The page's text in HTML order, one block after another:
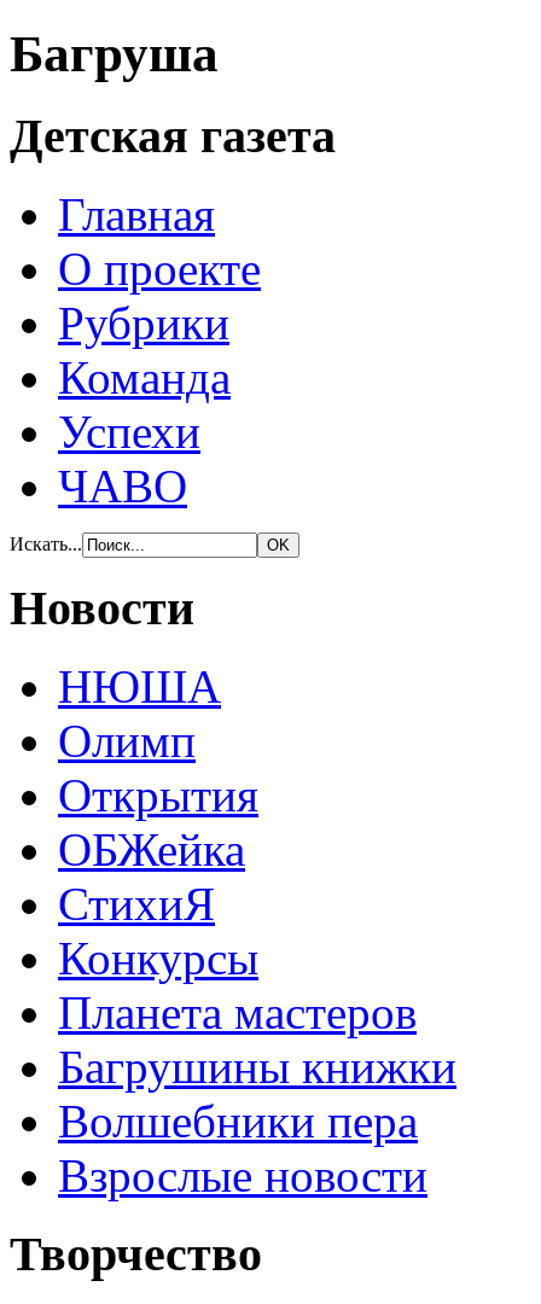
Багруша
Детская газета
Главная
О проекте
Рубрики
Команда
Успехи
ЧАВО
Искать...
Новости
НЮША
Олимп
Открытия
ОБЖейка
СтихиЯ
Конкурсы
Планета мастеров
Багрушины книжки
Волшебники пера
Взрослые новости
Творчество